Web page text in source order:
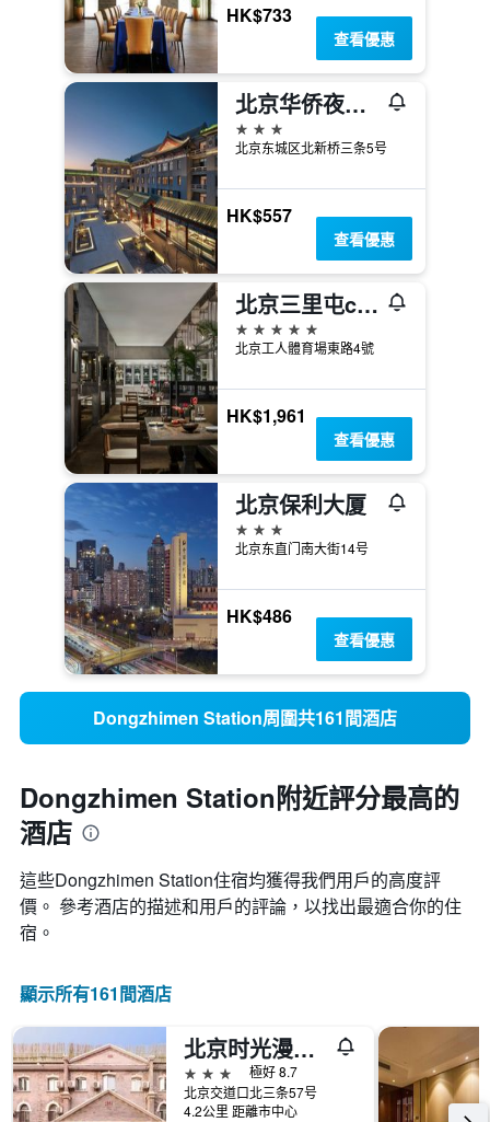
HK$733
查看優惠
北京华侨夜泊君亭酒店
3星級
北京东城区北新桥三条5号
HK$557
查看優惠
北京三里屯chao
5星級
北京工人體育場東路4號
HK$1,961
查看優惠
北京保利大厦
3星級
北京东直门南大街14号
HK$486
查看優惠
Dongzhimen Station周圍共161間酒店
Dongzhimen Station附近評分最高的
酒店
這些Dongzhimen Station​住宿均獲得我們用戶的高度評
價。 參考酒店的描述和用戶的評論，以找出最適合你的住
宿。
顯示所有161間酒店
北京时光漫步怀旧主题酒店国子监店
3星級
極好 8.7
北京交道口北三条57号
4.2公里 距離市中心